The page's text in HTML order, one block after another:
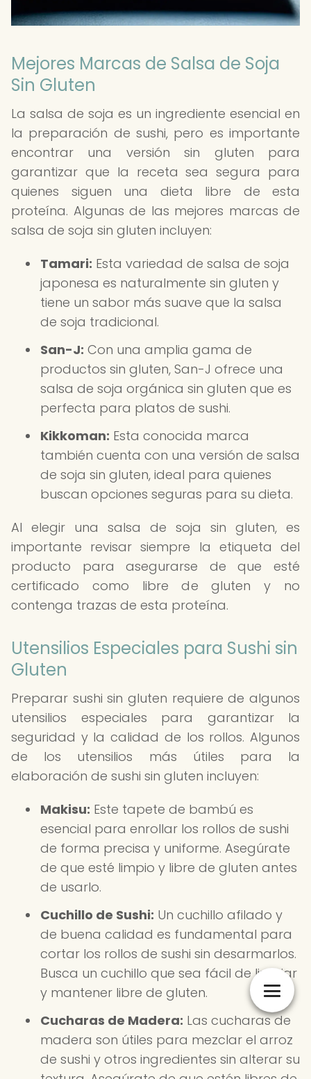
Mejores Marcas de Salsa de Soja
Sin Gluten
La salsa de soja es un ingrediente esencial en
la preparación de sushi, pero es importante
encontrar una versión sin gluten para
garantizar que la receta sea segura para
quienes siguen una dieta libre de esta
proteína. Algunas de las mejores marcas de
salsa de soja sin gluten incluyen:
Tamari: Esta variedad de salsa de soja
japonesa es naturalmente sin gluten y
tiene un sabor más suave que la salsa
de soja tradicional.
San-J: Con una amplia gama de
productos sin gluten, San-J ofrece una
salsa de soja orgánica sin gluten que es
perfecta para platos de sushi.
Kikkoman: Esta conocida marca
también cuenta con una versión de salsa
de soja sin gluten, ideal para quienes
buscan opciones seguras para su dieta.
Al elegir una salsa de soja sin gluten, es
importante revisar siempre la etiqueta del
producto para asegurarse de que esté
certificado como libre de gluten y no
contenga trazas de esta proteína.
Utensilios Especiales para Sushi sin
Gluten
Preparar sushi sin gluten requiere de algunos
utensilios especiales para garantizar la
seguridad y la calidad de los rollos. Algunos
de los utensilios más útiles para la
elaboración de sushi sin gluten incluyen:
Makisu: Este tapete de bambú es
esencial para enrollar los rollos de sushi
de forma precisa y uniforme. Asegúrate
de que esté limpio y libre de gluten antes
de usarlo.
Cuchillo de Sushi: Un cuchillo afilado y
de buena calidad es fundamental para
cortar los rollos de sushi sin desarmarlos.
Busca un cuchillo que sea fácil de limpiar
y mantener libre de gluten.
Cucharas de Madera: Las cucharas de
madera son útiles para mezclar el arroz
de sushi y otros ingredientes sin alterar su